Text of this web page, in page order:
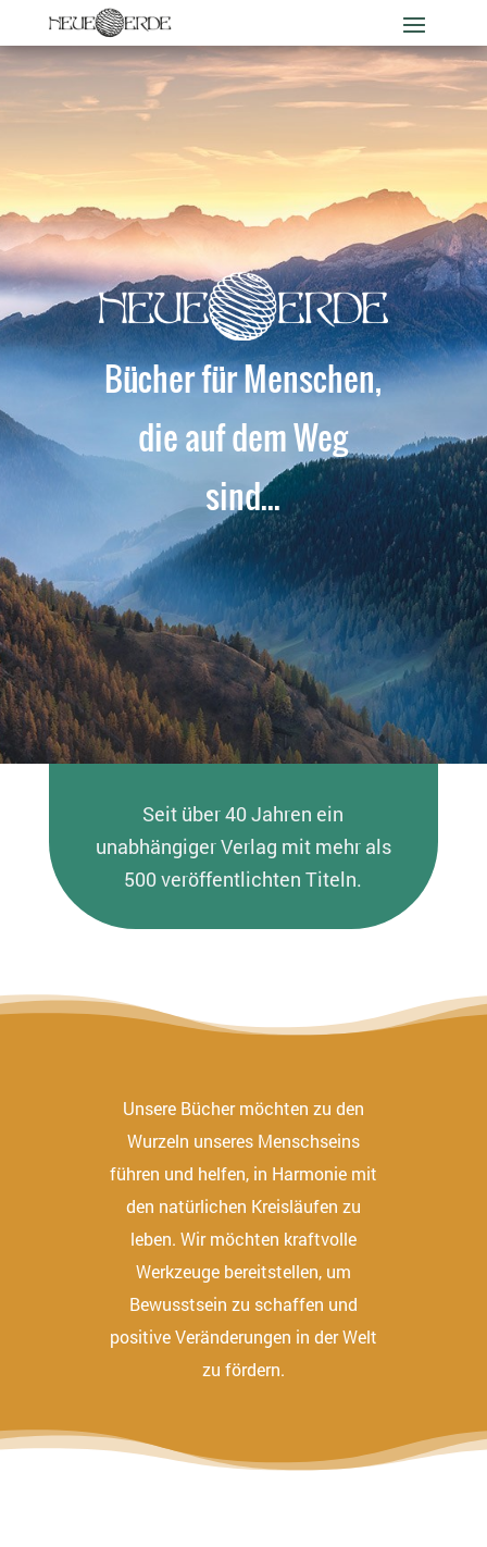
Bücher für Menschen,
die auf dem Weg
sind...
Seit über 40 Jahren ein
unabhängiger Verlag mit mehr als
500 veröffentlichten Titeln.
Unsere Bücher möchten zu den
Wurzeln unseres Menschseins
führen und helfen, in Harmonie mit
den natürlichen Kreisläufen zu
leben. Wir möchten kraftvolle
Werkzeuge bereitstellen, um
Bewusstsein zu schaffen und
positive Veränderungen in der Welt
zu fördern.